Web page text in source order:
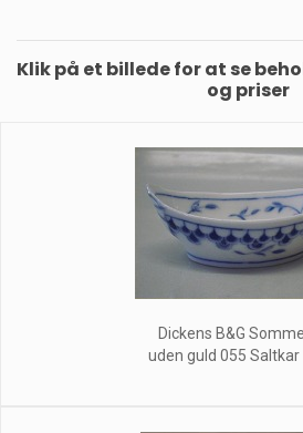
Klik på et billede for at se
og priser
Dickens B&G
uden guld 055 Saltkar